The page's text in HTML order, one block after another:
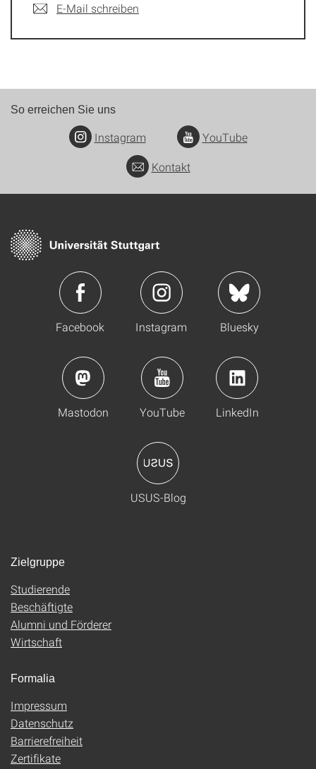
E-Mail schreiben
So erreichen Sie uns
Instagram
YouTube
Kontakt
Facebook Instagram Bluesky
Mastodon YouTube LinkedIn
USUS-Blog
Zielgruppe
Studierende
Beschäftigte
Alumni und Förderer
Wirtschaft
Formalia
Impressum
Datenschutz
Barrierefreiheit
Zertifikate